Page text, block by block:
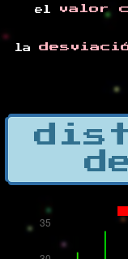
el valor
la